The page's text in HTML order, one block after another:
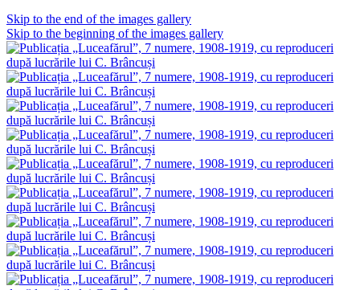
Skip to the end of the images gallery
Skip to the beginning of the images gallery